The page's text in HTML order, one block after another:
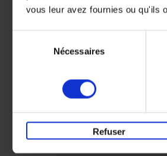
vous leur avez fournies ou qu'ils
Nécessaires
Refuser